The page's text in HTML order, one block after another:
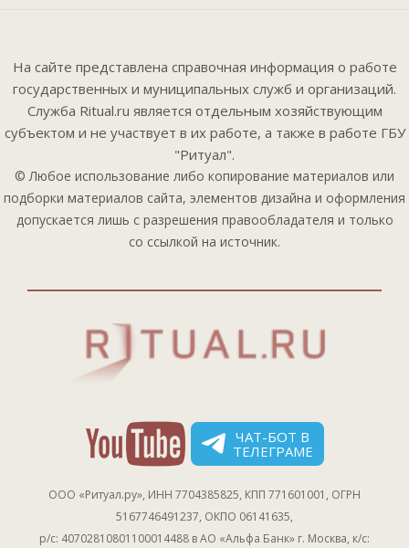
На сайте представлена справочная информация о работе
государственных и муниципальных служб и организаций.
Служба Ritual.ru является отдельным хозяйствующим
субъектом и не участвует в их работе, а также в работе ГБУ
"Ритуал".
© Любое использование либо копирование материалов или
подборки материалов сайта, элементов дизайна и оформления
допускается лишь с разрешения правообладателя и только
со ссылкой на источник.
ЧАТ-БОТ В
ТЕЛЕГРАМЕ
ООО «Ритуал.ру», ИНН 7704385825, КПП 771601001, ОГРН
5167746491237, ОКПО 06141635,
р/с: 40702810801100014488 в АО «Альфа Банк» г. Москва, к/с: